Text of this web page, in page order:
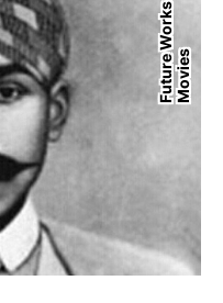
F
u
t
u
r
e
W
o
r
k
s
M
o
v
i
es